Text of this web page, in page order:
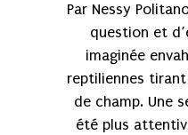
Par Nessy
question et
imaginée
reptiliennes
de champ. Une
été plus